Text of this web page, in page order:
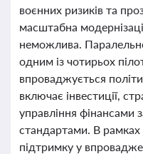
воєнних ризиків та
масштабна
неможлива.
одним із чотирьох
впроваджується
включає інвестиції,
управління фінансами
стандартами. В рамках
підтримку у